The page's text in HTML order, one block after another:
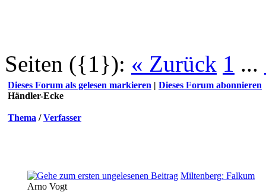
Seiten ({1}): « Zurück 1 ...
Dieses Forum als gelesen markieren | Dieses Forum abonnieren
Händler-Ecke
Thema /Verfasser
Miltenberg: Falkum
Arno Vogt